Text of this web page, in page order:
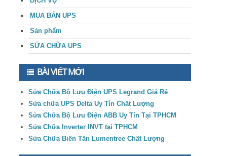
MUA BÁN UPS
Sản phẩm
SỬA CHỮA UPS
BÀI VIẾT MỚI
Sửa Chữa Bộ Lưu Điện UPS Legrand Giá Rẻ
Sửa chữa UPS Delta Uy Tín Chất Lượng
Sửa Chữa Bộ Lưu Điện ABB Uy Tín Tại TPHCM
Sửa Chữa Inverter INVT tại TPHCM
Sửa Chữa Biến Tần Lumentree Chất Lượng